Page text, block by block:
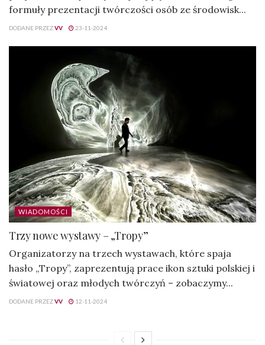
formuły prezentacji twórczości osób ze środowisk...
DODANE PRZEZVV 23-11-2024
WIADOMOŚCI
Trzy nowe wystawy – „Tropy”
Organizatorzy na trzech wystawach, które spaja
hasło „Tropy”, zaprezentują prace ikon sztuki polskiej i
światowej oraz młodych twórczyń – zobaczymy...
DODANE PRZEZVV 12-11-2024